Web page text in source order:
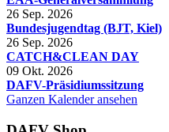
26 Sep. 2026
Bundesjugendtag (BJT, Kiel)
26 Sep. 2026
CATCH&CLEAN DAY
09 Okt. 2026
DAFV-Präsidiumssitzung
Ganzen Kalender ansehen